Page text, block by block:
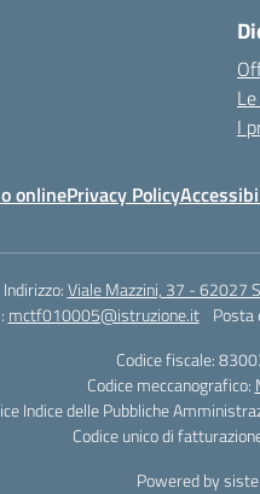
I
onlinePrivacy Policy
Indirizzo:Viale Mazzini, 37 - 62027
mctf010005@istruzione.it Posta
Codice fiscale:
Codice meccanografico:
Indice delle Pubbliche
Codice unico di
Powered by